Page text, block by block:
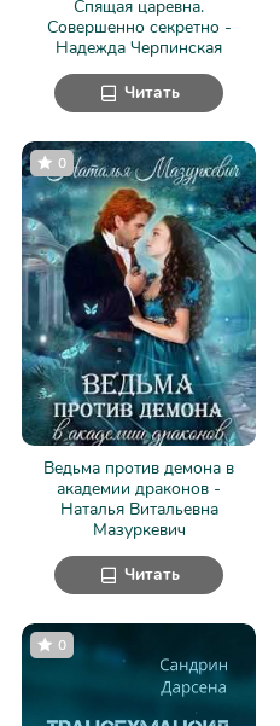
Спящая царевна.
Совершенно секретно -
Надежда Черпинская
Читать
Ведьма против демона в
академии драконов -
Наталья Витальевна
Мазуркевич
0
Читать
0